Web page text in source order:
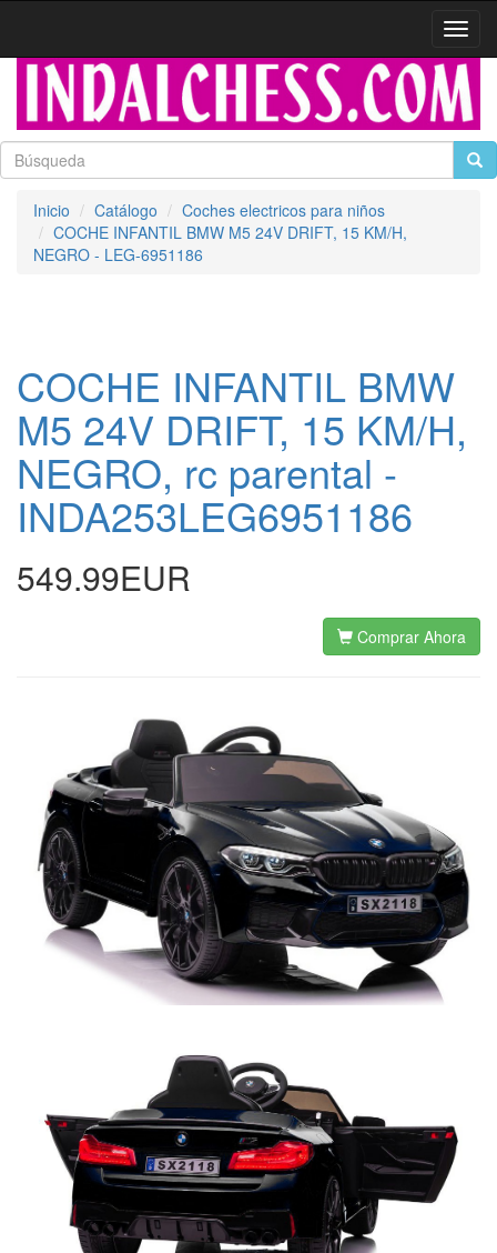
Inicio Catálogo
Coches electricos para niños
COCHE INFANTIL BMW M5 24V DRIFT, 15 KM/H,
NEGRO - LEG-6951186
COCHE INFANTIL BMW
M5 24V DRIFT, 15 KM/H,
NEGRO, rc parental -
INDA253LEG6951186
549.99EUR
Comprar Ahora